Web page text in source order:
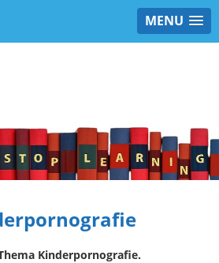
MENU
Kinderpornografie.